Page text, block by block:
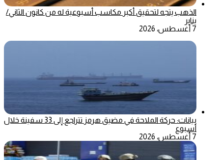
الذهب يتجه لتحقيق أكبر مكاسب أسبوعية له من كانون الثاني/
يناير
7 أغسطس، 2026
بيانات: حركة الملاحة في مضيق هرمز تتراجع إلى 33 سفينة خلال
أسبوع
7 أغسطس، 2026